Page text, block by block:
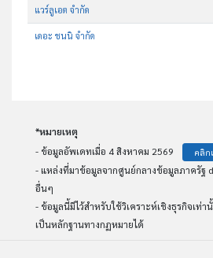
แวร์ลูเอต จำกัด
เดอะ ชนนิ จำกัด
*หมายเหตุ
- ข้อมูลอัพเดทเมื่อ 4 สิงหาคม 2569
คลิก
- แหล่งที่มาข้อมูลจากศูนย์กลางข้อมูลภาครัฐ
อื่นๆ
- ข้อมูลนี้มีไว้สำหรับใช้วิเคราะห์เชิงธุรกิจเท่า
เป็นหลักฐานทางกฏหมายได้